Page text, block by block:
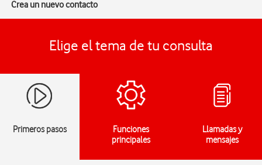
Crea un nuevo contacto
Elige el tema de tu consulta
Primeros pasos
Funciones
principales
Llamadas y
mensajes